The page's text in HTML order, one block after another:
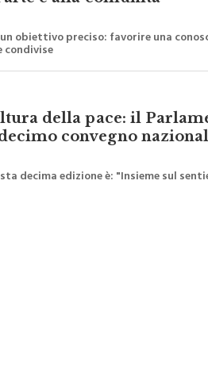
obiettivo preciso: favorire una
condivise
della pace: il
convegno
decima edizione è: "Insieme sul